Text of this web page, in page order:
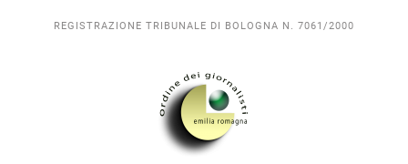
REGISTRAZIONE TRIBUNALE DI BOLOGNA N. 7061/2000